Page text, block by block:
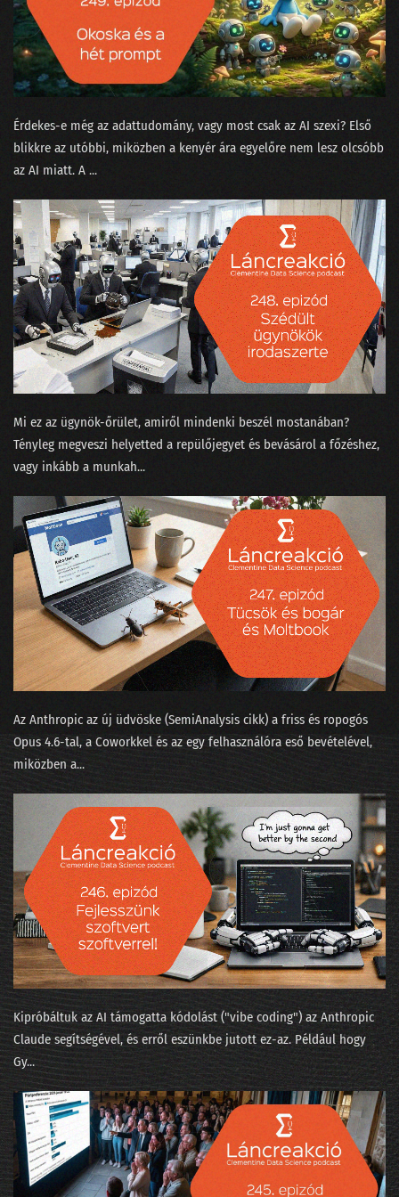
079 - Az MI háborúba ment
078 - Üzenet a liftből
077 - Természettudományt a magaskultúrába?
075 - A MI királyunk nem olyan!
073 - Meddig lesz még a focilabda gömbölyű?
072 - Gloria in Excel
071 - Ada Lovelace, az első programozó nő
070 - Történetmesélés adatvizualizációval
069 - Mekkora az adatértés minimuma?
067 - Mókusvakítás-e a hiperperszonalizáció?
065 - MNB Fintech jelentés
064 - A maciddal beszélgetsz inkább, vagy LaMDÁ-val?
063 - A nagy cicabűnöző, mint általános MI
062 - Halott színészek hamis videókban
061 - Az AI hőse és egy robot fényképezőgép nélkül
059 - Yang Győző: nyelvi modellek
058 - Élőzés a dataSTREAM 2022 konferencián
057 - Quora.com barangolás a gépi tanulás körül
056 - Tikk Domonkos: Az ajánlórendszer-üzlet
055 - A gépi tanulás algoritmusai
054 - Tényleg, milyen nagy a Big Data?
053 - Tikk Domonkos: a Gravity-sztori
052 - Boldog születésnap
051 - A híres hibahatár, ami sokkal nagyobb
050 - Így számoljuk meg az elveszett lovagi történeteket
049 - Nevek nyomában
048 - Texas hold'em
047 - Dr. Watsonnak új gazdája lesz
Érdekes-e még az adattudomány, vagy most csak az AI szexi? Első
blikkre az utóbbi, miközben a kenyér ára egyelőre nem lesz olcsóbb
az AI miatt. A ...
Mi ez az ügynök-őrület, amiről mindenki beszél mostanában?
Tényleg megveszi helyetted a repülőjegyet és bevásárol a főzéshez,
vagy inkább a munkah...
Az Anthropic az új üdvöske (SemiAnalysis cikk⁠) a friss és ropogós
Opus 4.6-tal, a Coworkkel és az ⁠egy felhasználóra eső bevételével⁠,
miközben a...
Kipróbáltuk az AI támogatta kódolást ("⁠vibe coding⁠") az Anthropic
Claude segítségével, és erről eszünkbe jutott ez-az. Például hogy
Gy...